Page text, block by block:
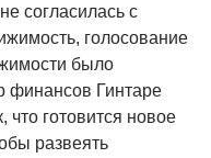
согласилась с
голосование
было
финансов Гинтаре
что готовится новое
развеять